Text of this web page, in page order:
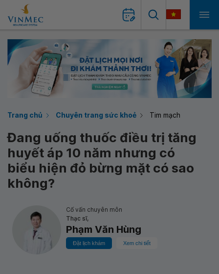
Trang chủ Chuyên trang sức khoẻ Tim mạch
Đang uống thuốc điều trị tăng
huyết áp 10 năm nhưng có
biểu hiện đỏ bừng mặt có sao
không?
Cố vấn chuyên môn
Thạc sĩ,
Phạm Văn Hùng
Đặt lịch khám Xem chi tiết